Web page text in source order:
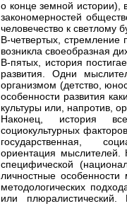
о конце земной истории),
закономерностей
человечество к светлому
В-четвертых, стремление
возникла своеобразная
В-пятых, история
развития. Одни
организмом (детство,
особенности развития
культуры или, напротив,
Наконец, история
социокультурных
государственная,
ориентация мыслителей.
специфической
личностные
методологических
или